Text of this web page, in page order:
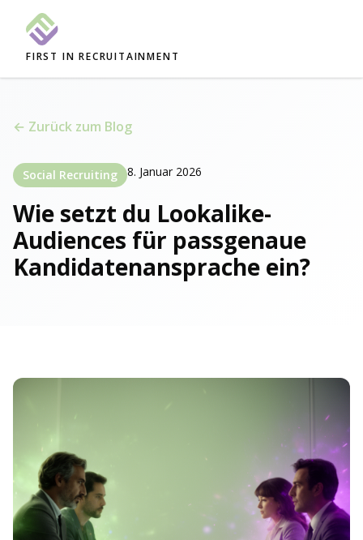
FIRST IN RECRUITAINMENT
← Zurück zum Blog
Social Recruiting 8. Januar 2026
Wie setzt du Lookalike-
Audiences für passgenaue
Kandidatenansprache ein?